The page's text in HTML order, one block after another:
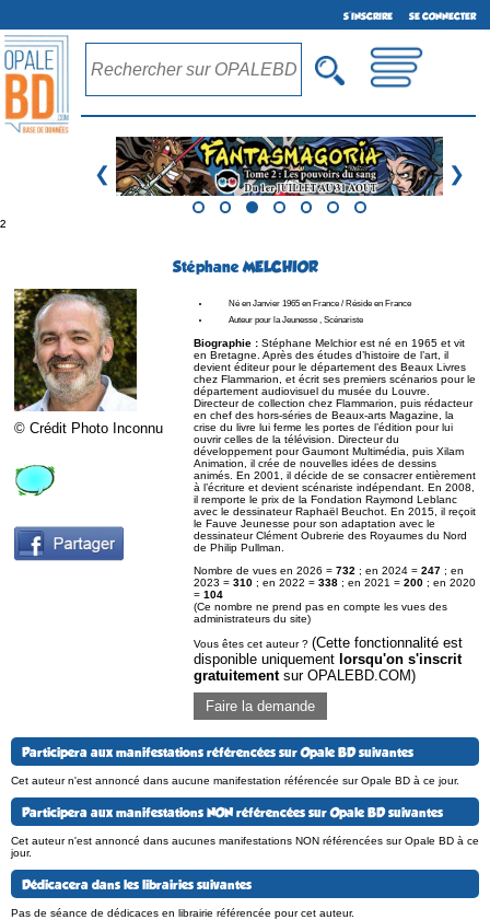
S'INSCRIRE SE CONNECTER
❮ ❯
²
Stéphane MELCHIOR
© Crédit Photo Inconnu
Né en Janvier 1965 en France / Réside en France
Auteur pour la Jeunesse , Scénariste
Biographie : Stéphane Melchior est né en 1965 et vit
en Bretagne. Après des études d’histoire de l’art, il
devient éditeur pour le département des Beaux Livres
chez Flammarion, et écrit ses premiers scénarios pour le
département audiovisuel du musée du Louvre.
Directeur de collection chez Flammarion, puis rédacteur
en chef des hors-séries de Beaux-arts Magazine, la
crise du livre lui ferme les portes de l’édition pour lui
ouvrir celles de la télévision. Directeur du
développement pour Gaumont Multimédia, puis Xilam
Animation, il crée de nouvelles idées de dessins
animés. En 2001, il décide de se consacrer entièrement
à l’écriture et devient scénariste indépendant. En 2008,
il remporte le prix de la Fondation Raymond Leblanc
avec le dessinateur Raphaël Beuchot. En 2015, il reçoit
le Fauve Jeunesse pour son adaptation avec le
dessinateur Clément Oubrerie des Royaumes du Nord
de Philip Pullman.
Nombre de vues en 2026 = 732 ; en 2024 = 247 ; en
2023 = 310 ; en 2022 = 338 ; en 2021 = 200 ; en 2020
= 104
(Ce nombre ne prend pas en compte les vues des
administrateurs du site)
Vous êtes cet auteur ? (Cette fonctionnalité est
disponible uniquement lorsqu'on s'inscrit
gratuitementsur OPALEBD.COM)
Faire la demande
Participera aux manifestations référencées sur Opale BD suivantes
Cet auteur n'est annoncé dans aucune manifestation référencée sur Opale BD à ce jour.
Participera aux manifestations NON référencées sur Opale BD suivantes
Cet auteur n'est annoncé dans aucunes manifestations NON référencées sur Opale BD à ce
jour.
Dédicacera dans les librairies suivantes
Pas de séance de dédicaces en librairie référencée pour cet auteur.